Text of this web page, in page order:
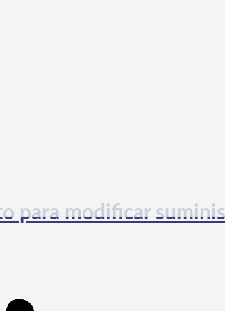
para modificar